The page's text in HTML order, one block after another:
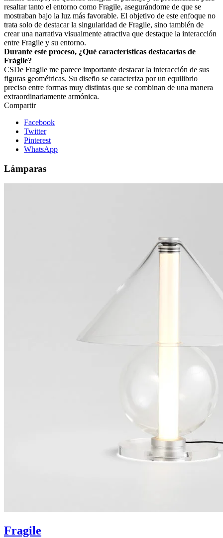
resaltar tanto el entorno como Fragile, asegurándome de que se
mostraban bajo la luz más favorable. El objetivo de este enfoque no
trata solo de destacar la singularidad de Fragile, sino también de
crear una narrativa visualmente atractiva que destaque la interacción
entre Fragile y su entorno.
Durante este proceso, ¿Qué características destacarías de
Frágile?
CSDe Fragile me parece importante destacar la interacción de sus
figuras geométricas. Su diseño se caracteriza por un equilibrio
preciso entre formas muy distintas que se combinan de una manera
extraordinariamente armónica.
Compartir
Facebook
Twitter
Pinterest
WhatsApp
Lámparas
Fragile